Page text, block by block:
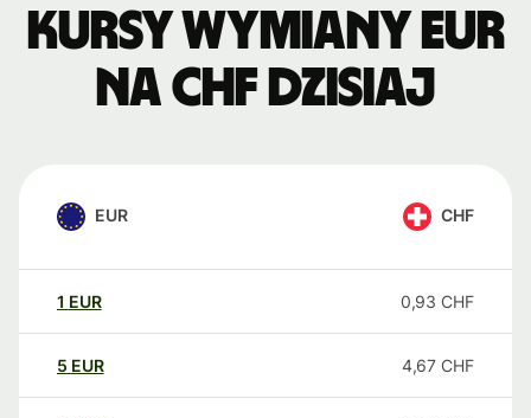
Kursy wymiany EUR
na CHF dzisiaj
EUR CHF
1 EUR 0,93 CHF
5 EUR 4,67 CHF